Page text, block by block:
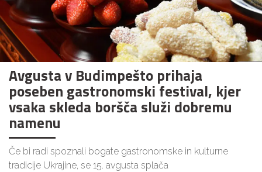
Avgusta v Budimpešto prihaja
poseben gastronomski festival, kjer
vsaka skleda boršča služi dobremu
namenu
Če bi radi spoznali bogate gastronomske in kulturne
tradicije Ukrajine, se 15. avgusta splača